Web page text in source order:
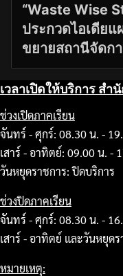
“Waste Wise
ประกวดไอเดีย
ขยายสถานีจัดก
เวลาเปิดให้บริการ สำ
ช่วงเปิดภาคเรียน
จันทร์ - ศุกร์: 08.30 น. -
เสาร์ - อาทิตย์: 09.00 น. -
วันหยุดราชการ: ปิดบริการ
ช่วงปิดภาคเรียน
จันทร์ - ศุกร์: 08.30 น. -
เสาร์ - อาทิตย์ และวันหยุด
หมายเหตุ: